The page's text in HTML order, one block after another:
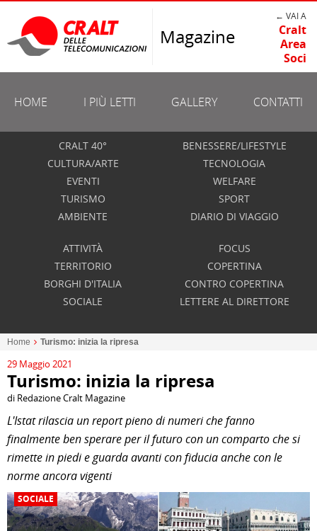
Magazine
← VAI A
Cralt
Area
Soci
HOME I PIÙ LETTI GALLERY CONTATTI
CRALT 40°
CULTURA/ARTE
EVENTI
TURISMO
AMBIENTE
BENESSERE/LIFESTYLE
TECNOLOGIA
WELFARE
SPORT
DIARIO DI VIAGGIO
ATTIVITÀ
TERRITORIO
BORGHI D'ITALIA
SOCIALE
FOCUS
COPERTINA
CONTRO COPERTINA
LETTERE AL DIRETTORE
Home Turismo: inizia la ripresa
29 Maggio 2021
Turismo: inizia la ripresa
di Redazione Cralt Magazine
L'Istat rilascia un report pieno di numeri che fanno
finalmente ben sperare per il futuro con un comparto che si
rimette in piedi e guarda avanti con fiducia anche con le
norme ancora vigenti
SOCIALE